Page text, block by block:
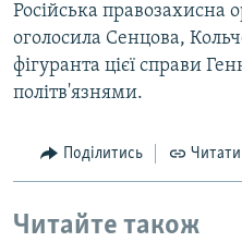
Російська правозахисна
оголосила Сенцова,
фігуранта цієї справи
політв'язнями.
Поділитись
Читайте також